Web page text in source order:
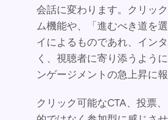
会話に変わります。クリッ
ム機能や、「進むべき道を
イによるものであれ、イン
く、視聴者に寄り添うよう
ンゲージメントの急上昇に
クリック可能なCTA、投票